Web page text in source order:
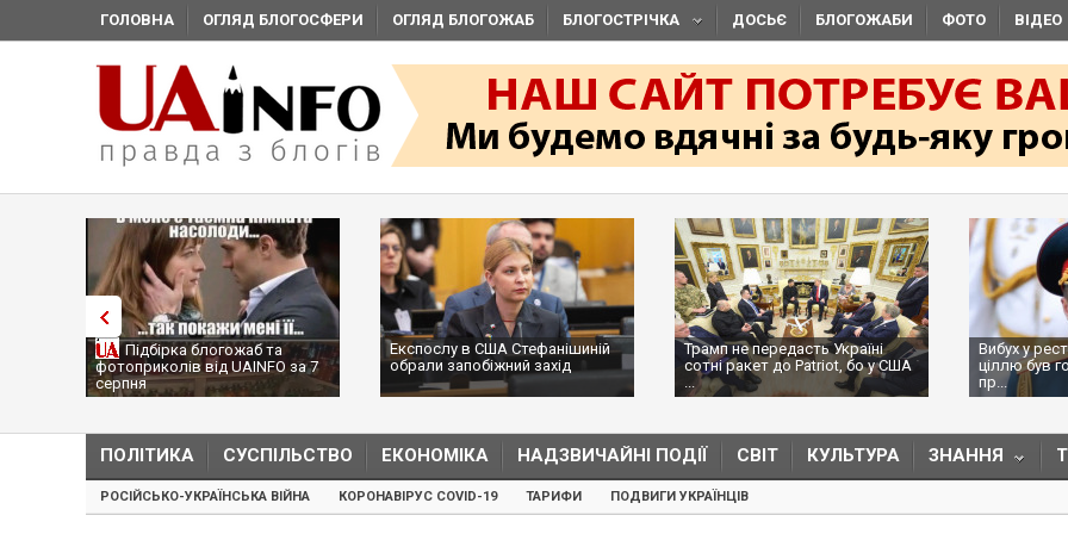
ГОЛОВНА ОГЛЯД БЛОГОСФЕРИ ОГЛЯД БЛОГОЖАБ БЛОГОСТРІЧКА ДОСЬЄ БЛОГОЖАБИ ФОТО ВІДЕО
Підбірка блогожаб та
фотоприколів від UAINFO за 7
серпня
Експослу в США Стефанішиній
обрали запобіжний захід
Трамп не передасть Україні
сотні ракет до Patriot, бо у США
...
Вибух у
ціллю був
пр...
ПОЛІТИКА СУСПІЛЬСТВО ЕКОНОМІКА НАДЗВИЧАЙНІ ПОДІЇ СВІТ КУЛЬТУРА ЗНАННЯ
РОСІЙСЬКО-УКРАЇНСЬКА ВІЙНА КОРОНАВІРУС COVID-19 ТАРИФИ ПОДВИГИ УКРАЇНЦІВ